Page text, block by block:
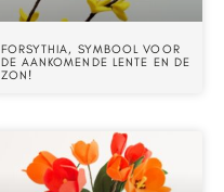
FORSYTHIA, SYMBOOL VOOR
DE AANKOMENDE LENTE EN DE
ZON!